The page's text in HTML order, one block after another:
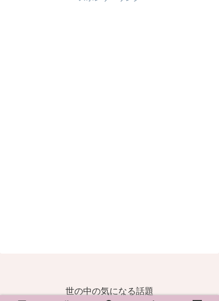
世の中の気になる話題